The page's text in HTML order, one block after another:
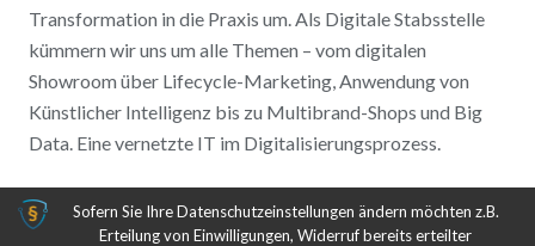
Transformation in die Praxis um. Als Digitale Stabsstelle
kümmern wir uns um alle Themen – vom digitalen
Showroom über Lifecycle-Marketing, Anwendung von
Künstlicher Intelligenz bis zu Multibrand-Shops und Big
Data. Eine vernetzte IT im Digitalisierungsprozess.
Sofern Sie Ihre Datenschutzeinstellungen ändern möchten z.B.
Erteilung von Einwilligungen, Widerruf bereits erteilter